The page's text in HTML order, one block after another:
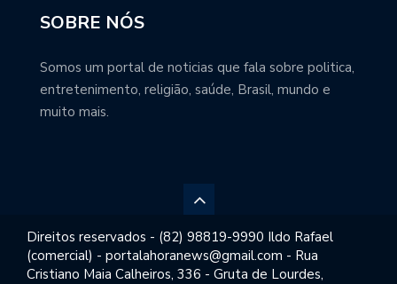
SOBRE NÓS
Somos um portal de noticias que fala sobre politica,
entretenimento, religião, saúde, Brasil, mundo e
muito mais.
Direitos reservados - (82) 98819-9990 Ildo Rafael
(comercial) - portalahoranews@gmail.com - Rua
Cristiano Maia Calheiros, 336 - Gruta de Lourdes,